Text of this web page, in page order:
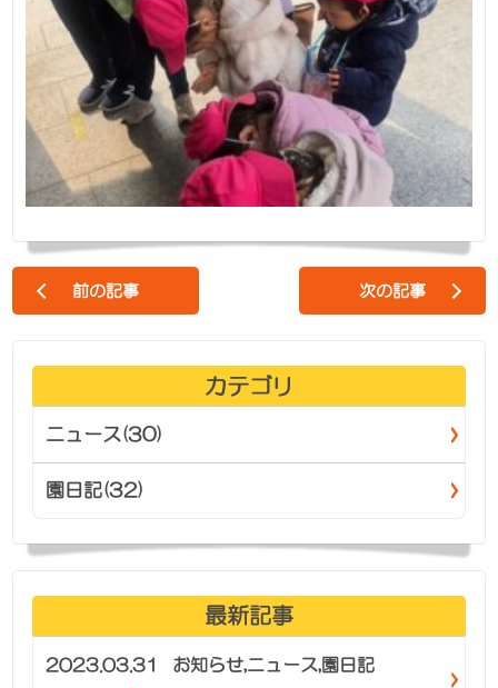
前の記事 次の記事
カテゴリ
ニュース(30)
園日記(32)
最新記事
2023.03.31 お知らせ,ニュース,園日記